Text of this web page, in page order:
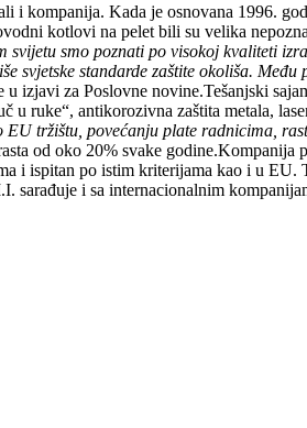
kompanija. Kada je osnovana 1996.
kotlovi na pelet bili su velika
svijetu smo poznati po visokoj kvaliteti
svjetske standarde zaštite okoliša.
u izjavi za Poslovne novine.Tešanjski
ruke“, antikorozivna zaštita metala,
EU tržištu, povećanju plate radnicima,
od oko 20% svake
i ispitan po istim kriterijama kao i u
i sa internacionalnim